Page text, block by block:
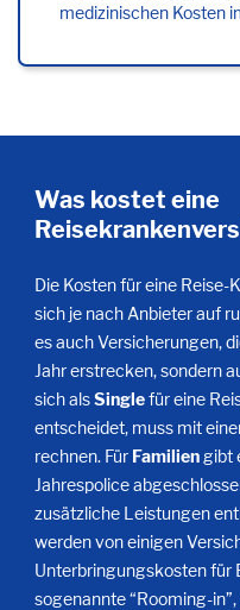
medizinischen Kosten
Was kostet eine
Die Kosten für eine
sich je nach Anbieter auf
es auch Versicherungen,
Jahr erstrecken, sondern
sich alsSinglefür eine
entscheidet, muss mit
rechnen. Für Familiengibt
Jahrespolice
zusätzliche Leistungen
werden von einigen
Unterbringungskosten für
sogenannte “Rooming-